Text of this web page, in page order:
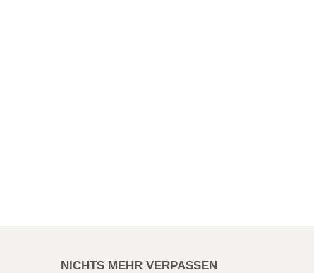
NICHTS MEHR VERPASSEN